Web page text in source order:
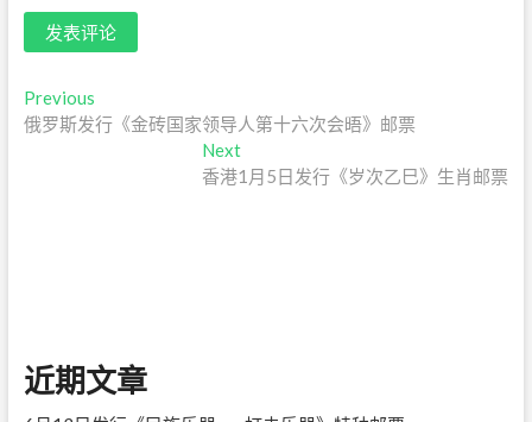
文
章
PreviousPrevious
post:
俄罗斯发行《金砖国家领导人第十六次会晤》邮票
NextNext
post:
香港1月5日发行《岁次乙巳》生肖邮票
近期文章